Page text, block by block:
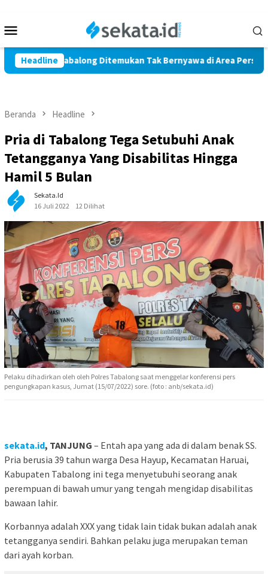
konten
Mobile
Headline
Tabalong Ditemukan Tak Bernyawa di Area Persawahan
Beranda Headline
Pria di Tabalong Tega Setubuhi Anak
Tetangganya Yang Disabilitas Hingga
Hamil 5 Bulan
Sekata.id
16 Juli 2022
12 Dilihat
Pelaku dihadirkan oleh oleh Polres Tabalong saat menggelar konferensi pers
pengungkapan kasus, Jumat (15/07/2022) sore. (foto : anb/sekata.id)
sekata.id, TANJUNG – Entah apa yang ada di dalam benak SS.
Pria berusia 39 tahun warga Desa Hayup, Kecamatan Haruai,
Kabupaten Tabalong ini tega menyetubuhi seorang anak
perempuan di bawah umur yang tengah mengidap disabilitas
bawaan lahir.
Korbannya adalah XXX yang tidak lain tidak bukan adalah anak
tetangganya sendiri. Bahkan pelaku juga merupakan teman
dari ayah korban.